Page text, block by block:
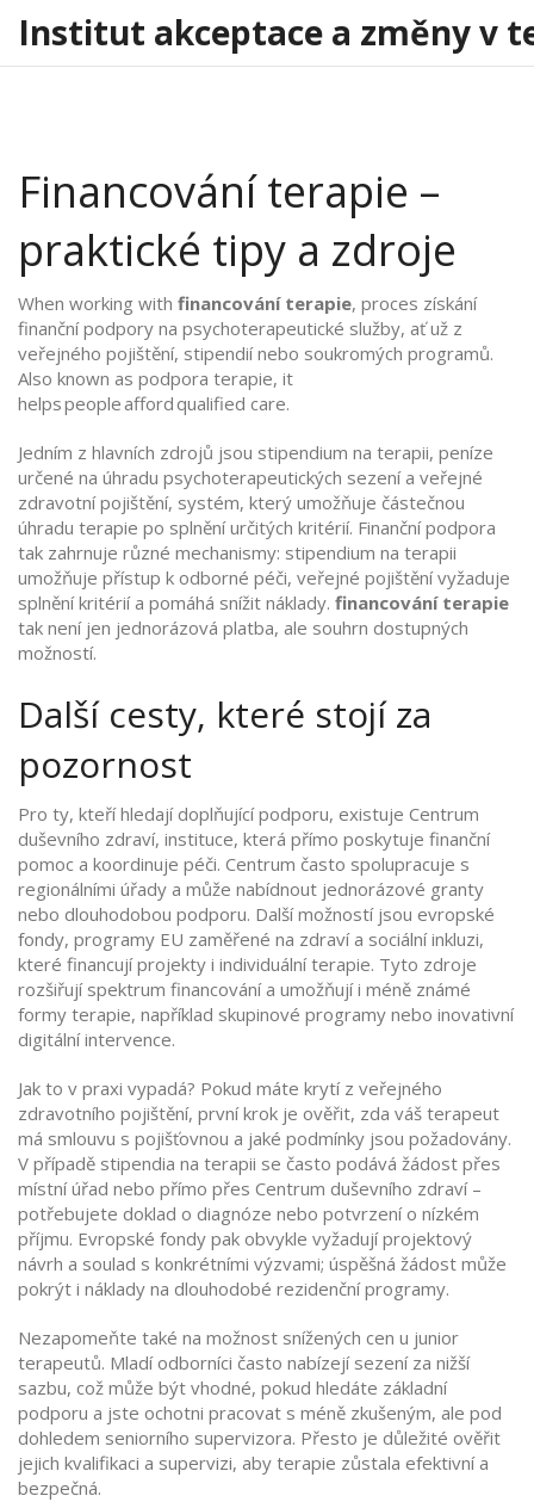
Institut akceptace a změny v
Financování terapie –
praktické tipy a zdroje
When working with financování terapie, proces získání
finanční podpory na psychoterapeutické služby, ať už z
veřejného pojištění, stipendií nebo soukromých programů.
Also known as podpora terapie, it
helps people afford qualified care.
Jedním z hlavních zdrojů jsou stipendium na terapii, peníze
určené na úhradu psychoterapeutických sezenía veřejné
zdravotní pojištění, systém, který umožňuje částečnou
úhradu terapie po splnění určitých kritérií. Finanční podpora
tak zahrnuje různé mechanismy: stipendium na terapii
umožňuje přístup k odborné péči, veřejné pojištění vyžaduje
splnění kritérií a pomáhá snížit náklady. financování terapie
tak není jen jednorázová platba, ale souhrn dostupných
možností.
Další cesty, které stojí za
pozornost
Pro ty, kteří hledají doplňující podporu, existuje Centrum
duševního zdraví, instituce, která přímo poskytuje finanční
pomoc a koordinuje péči. Centrum často spolupracuje s
regionálními úřady a může nabídnout jednorázové granty
nebo dlouhodobou podporu. Další možností jsou evropské
fondy, programy EU zaměřené na zdraví a sociální inkluzi,
které financují projekty i individuální terapie. Tyto zdroje
rozšiřují spektrum financování a umožňují i méně známé
formy terapie, například skupinové programy nebo inovativní
digitální intervence.
Jak to v praxi vypadá? Pokud máte krytí z veřejného
zdravotního pojištění, první krok je ověřit, zda váš terapeut
má smlouvu s pojišťovnou a jaké podmínky jsou požadovány.
V případě stipendia na terapii se často podává žádost přes
místní úřad nebo přímo přes Centrum duševního zdraví –
potřebujete doklad o diagnóze nebo potvrzení o nízkém
příjmu. Evropské fondy pak obvykle vyžadují projektový
návrh a soulad s konkrétními výzvami; úspěšná žádost může
pokrýt i náklady na dlouhodobé rezidenční programy.
Nezapomeňte také na možnost snížených cen u junior
terapeutů. Mladí odborníci často nabízejí sezení za nižší
sazbu, což může být vhodné, pokud hledáte základní
podporu a jste ochotni pracovat s méně zkušeným, ale pod
dohledem seniorního supervizora. Přesto je důležité ověřit
jejich kvalifikaci a supervizi, aby terapie zůstala efektivní a
bezpečná.